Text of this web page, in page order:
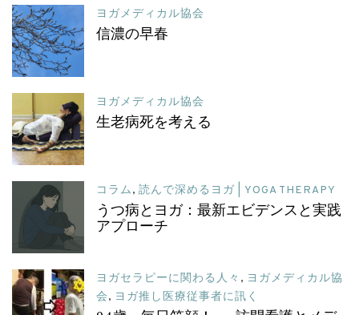
ヨガメディカル協会
信濃の早春
ヨガメディカル協会
生老病死を考える
コラム, 読んで深めるヨガ | YOGA THERAPY
うつ病とヨガ：最新エビデンスと実践
アプローチ
ヨガセラピーに関わる人々 , ヨガメディカル協
会, ヨガ推し医療従事者に訊く